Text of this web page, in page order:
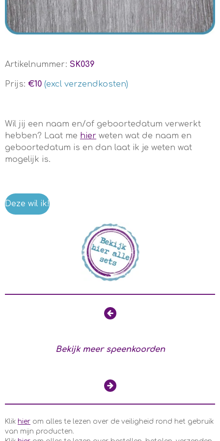
Artikelnummer: SK039
Prijs: €10 (excl verzendkosten)
Wil jij een naam en/of geboortedatum verwerkt
hebben? Laat me hier weten wat de naam en
geboortedatum is en dan laat ik je weten wat
mogelijk is.
Deze wil ik!
Bekijk meer speenkoorden
Klik hier om alles te lezen over de veiligheid rond het gebruik
van mijn producten.